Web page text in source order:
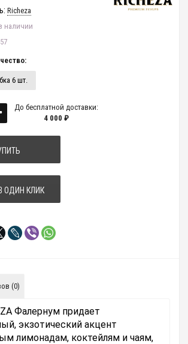
Richeza
наличии
6 шт.
До бесплатной доставки:
4 000 ₽
ОДИН КЛИК
(0)
Фалернум придает
экзотический акцент
лимонадам, коктейлям и чаям,